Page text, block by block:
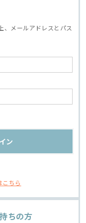
メールアドレスとパス
ちら
ちの方